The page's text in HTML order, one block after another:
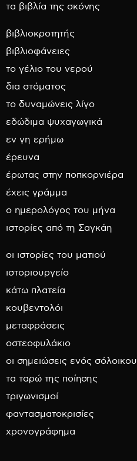
τα βιβλία της σκόνης
βιβλιοκροτητής
βιβλιοφάνειες
το γέλιο του νερού
δια στόματος
το δυναμώνεις λίγο
εδώδιμα ψυχαγωγικά
εν γη ερήμω
έρευνα
έρωτας στην ποπκορνιέρα
έχεις γράμμα
ο ημερολόγος του μήνα
ιστορίες από τη Σαγκάη
οι ιστορίες του ματιού
ιστοριουργείο
κάτω πλατεία
κουβεντολόι
μεταφράσεις
οστεοφυλάκιο
οι σημειώσεις ενός σόλοικου
τα ταρώ της ποίησης
τριγωνισμοί
φαντασματοκρισίες
χρονογράφημα